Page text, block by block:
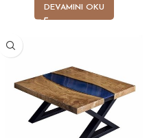
DEVAMINI OKU